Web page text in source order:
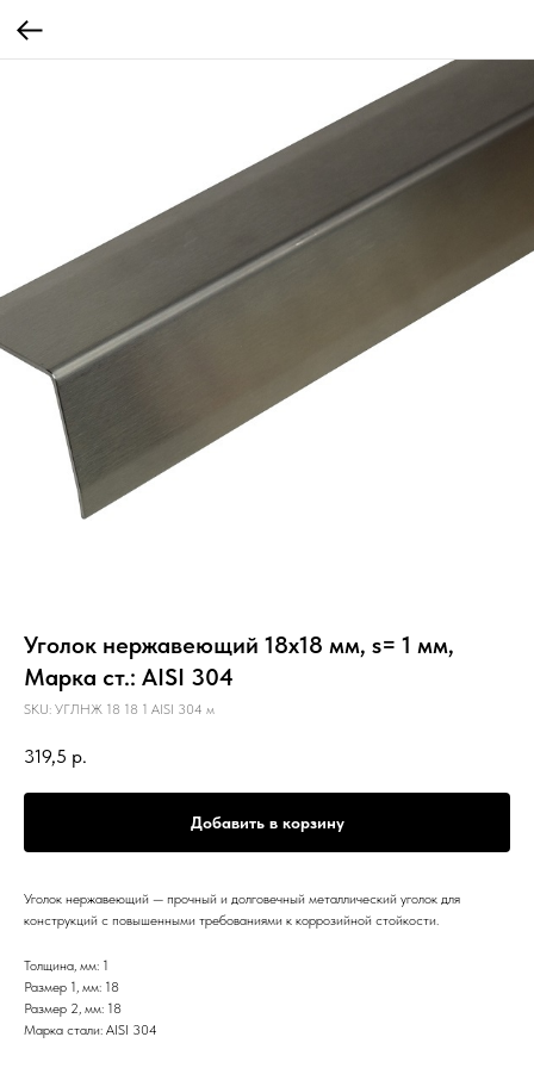
Уголок нержавеющий 18х18 мм, s= 1 мм,
Марка ст.: AISI 304
SKU: УГЛНЖ 18 18 1 AISI 304 м
319,5 р.
Добавить в корзину
Уголок нержавеющий — прочный и долговечный металлический уголок для
конструкций с повышенными требованиями к коррозийной стойкости.
Толщина, мм: 1
Размер 1, мм: 18
Размер 2, мм: 18
Марка стали: AISI 304